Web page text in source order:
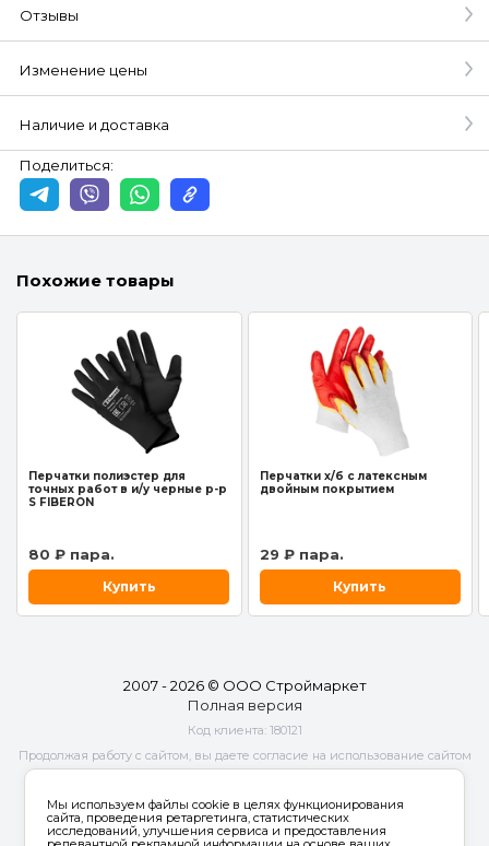
Отзывы
Изменение цены
Наличие и доставка
Поделиться:
Похожие товары
Перчатки полиэстер для
точных работ в и/у черные р-р
S FIBERON
80 ₽ пара.
Купить
Перчатки х/б с латексным
двойным покрытием
29 ₽ пара.
Купить
2007 - 2026 © ООО Строймаркет
Полная версия
Код клиента: 180121
Продолжая работу с сайтом, вы даете согласие на использование сайтом
cookies иобработку персональных данныхв целях функционирования
улучшения сервиса и предоставления релевантной рекламной
информации на основе ваших предпочтений и интересов.
Мы используем файлы cookie в целях функционирования
сайта, проведения ретаргетинга, статистических
исследований, улучшения сервиса и предоставления